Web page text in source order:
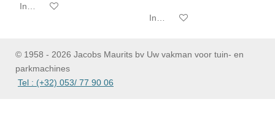
In winkelwagen
In winkelwagen
© 1958 - 2026 Jacobs Maurits bv Uw vakman voor tuin- en
parkmachines
Tel : (+32) 053/ 77 90 06